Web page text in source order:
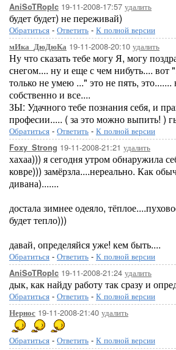
AniSoTRopIc 19-11-2008-17:57 удалить
будет будет) не переживай)
Обратиться - Ответить - К полной версии
мИка_ДюДюКа 19-11-2008-20:10 удалить
Ну что сказать тебе могу Я, могу
снегом.... ну и еще с чем нибуть.... вот
только не умею ..." это не пять,
собственно и все....
ЗЫ: Удачного тебе познания себя, и
професии..... ( за это можно выпить! )
Обратиться - Ответить - К полной версии
Foxy_Strong 19-11-2008-21:21 удалить
хахаа))) я сегодня утром обнаружила
ковре))) замёрзла....нереально. Как
дивана).......
достала зимнее одеяло,
будет тепло)))
давай, определяйся уже! кем быть....
Обратиться - Ответить - К полной версии
AniSoTRopIc 19-11-2008-21:24 удалить
дык, как найду работу так сразу и
Обратиться - Ответить - К полной версии
Нернос 19-11-2008-21:40 удалить
Обратиться - Ответить - К полной версии